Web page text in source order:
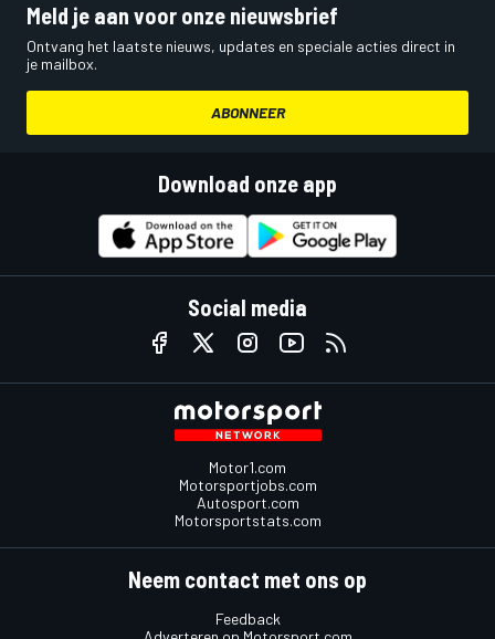
Meld je aan voor onze nieuwsbrief
Ontvang het laatste nieuws, updates en speciale acties direct in
je mailbox.
ABONNEER
Download onze app
Social media
Motor1.com
Motorsportjobs.com
Autosport.com
Motorsportstats.com
Neem contact met ons op
Feedback